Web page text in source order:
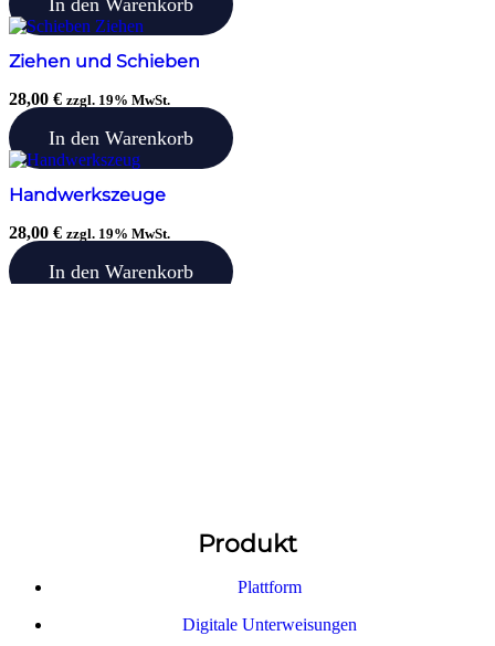
In den Warenkorb
Ziehen und Schieben
28,00 € zzgl. 19% MwSt.
In den Warenkorb
Handwerkszeuge
28,00 € zzgl. 19% MwSt.
In den Warenkorb
Produkt
Plattform
Digitale Unterweisungen